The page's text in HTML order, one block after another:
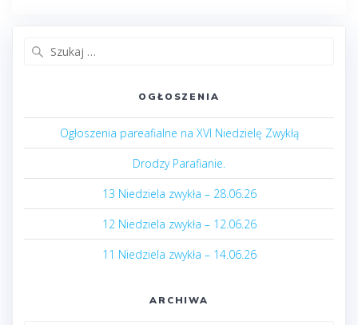
OGŁOSZENIA
Ogłoszenia pareafialne na XVI Niedzielę Zwykłą
Drodzy Parafianie.
13 Niedziela zwykła – 28.06.26
12 Niedziela zwykła – 12.06.26
11 Niedziela zwykła – 14.06.26
ARCHIWA